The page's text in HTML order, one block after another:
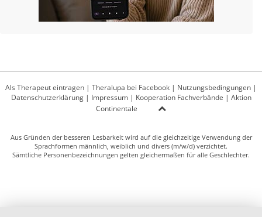
Als Therapeut eintragen | Theralupa bei Facebook | Nutzungsbedingungen |
Datenschutzerklärung| Impressum| Kooperation Fachverbände | Aktion
Continentale
Aus Gründen der besseren Lesbarkeit wird auf die gleichzeitige Verwendung der
Sprachformen männlich, weiblich und divers (m/w/d) verzichtet.
Sämtliche Personenbezeichnungen gelten gleichermaßen für alle Geschlechter.